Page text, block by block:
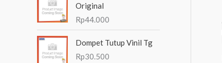
Original
Rp44.000
Dompet Tutup Vinil Tg
Rp30.500